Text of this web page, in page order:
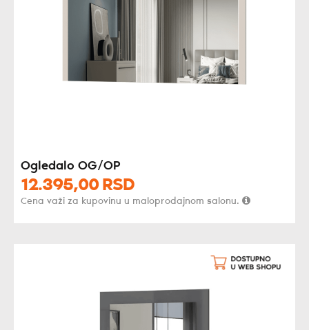
Ogledalo OG/OP
12.395,00 RSD
Cena važi za kupovinu u maloprodajnom salonu.